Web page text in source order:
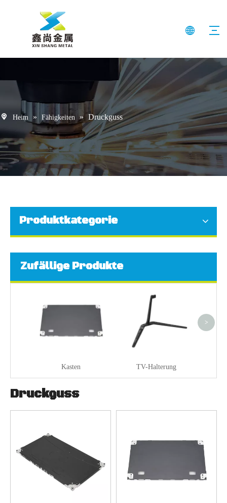
Heim » Fähigkeiten » Druckguss
Produktkategorie
Zufällige Produkte
Kasten TV-Halterung
>
Druckguss